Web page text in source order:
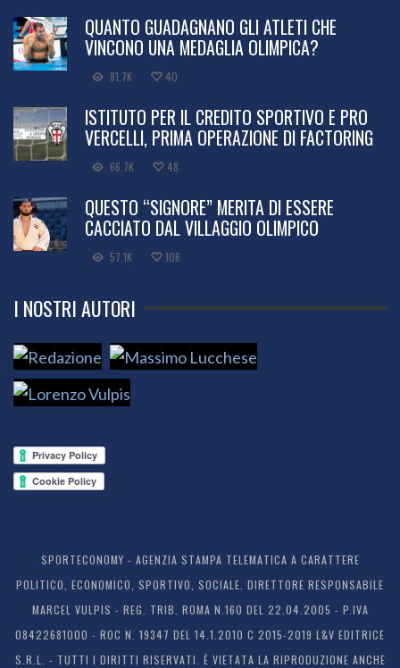
QUANTO GUADAGNANO GLI ATLETI CHE
VINCONO UNA MEDAGLIA OLIMPICA?
81.7K 40
ISTITUTO PER IL CREDITO SPORTIVO E PRO
VERCELLI, PRIMA OPERAZIONE DI FACTORING
66.7K 48
QUESTO “SIGNORE” MERITA DI ESSERE
CACCIATO DAL VILLAGGIO OLIMPICO
57.1K 106
I NOSTRI AUTORI
SPORTECONOMY - AGENZIA STAMPA TELEMATICA A CARATTERE
POLITICO, ECONOMICO, SPORTIVO, SOCIALE. DIRETTORE RESPONSABILE
MARCEL VULPIS - REG. TRIB. ROMA N.160 DEL 22.04.2005 - P.IVA
08422681000 - ROC N. 19347 DEL 14.1.2010 C 2015-2019 L&V EDITRICE
S.R.L. - TUTTI I DIRITTI RISERVATI. È VIETATA LA RIPRODUZIONE ANCHE